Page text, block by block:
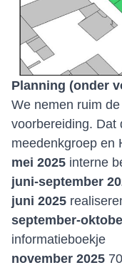
Planning (onder
We nemen ruim
voorbereiding. Dat
meedenkgroep en
mei 2025 interne
juni-september
juni 2025
september-
informatieboekje
november 2025